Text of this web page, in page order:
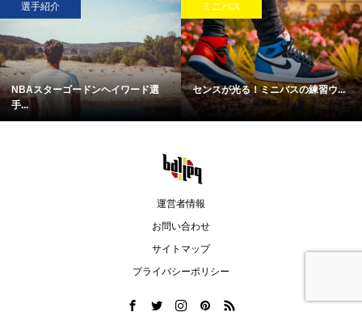
選手紹介
NBAスターゴードンヘイワード選
手...
ミニバス
センスが光る！ミニバスの練習ウ...
運営者情報
お問い合わせ
サイトマップ
プライバシーポリシー